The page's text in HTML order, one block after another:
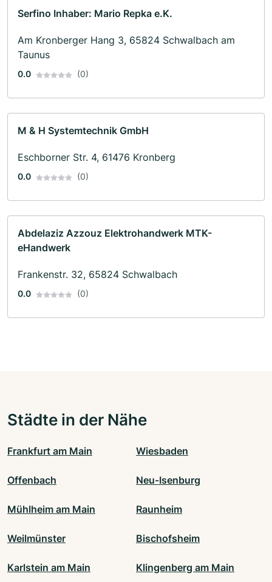
Serfino Inhaber: Mario Repka e.K.
Am Kronberger Hang 3, 65824 Schwalbach am
Taunus
0.0 (0)
M & H Systemtechnik GmbH
Eschborner Str. 4, 61476 Kronberg
0.0 (0)
Abdelaziz Azzouz Elektrohandwerk MTK-
eHandwerk
Frankenstr. 32, 65824 Schwalbach
0.0 (0)
Städte in der Nähe
Frankfurt am Main Wiesbaden
Offenbach Neu-Isenburg
Mühlheim am Main Raunheim
Weilmünster Bischofsheim
Karlstein am Main Klingenberg am Main